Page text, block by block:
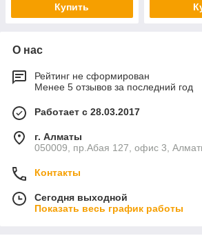
Купить
О нас
Рейтинг не сформирован
Менее 5 отзывов за последний год
Работает с 28.03.2017
г. Алматы
050009, пр.Абая 127, офис 3,
Контакты
Сегодня выходной
Показать весь график работы